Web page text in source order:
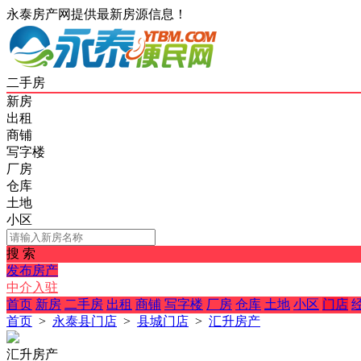
永泰房产网提供最新房源信息！
二手房
新房
出租
商铺
写字楼
厂房
仓库
土地
小区
搜 索
发布房产
中介入驻
首页 新房 二手房 出租 商铺 写字楼 厂房 仓库 土地 小区 门店
首页 > 永泰县门店 > 县城门店 > 汇升房产
汇升房产